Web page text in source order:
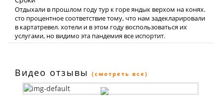
Отдыхали в прошлом году тур к горе яндык верхом на конях.
сто процентное соответствие тому, что нам задекларировали
в картатревел. хотели и в этом году воспользоваться их
услугами, но видимо эта пандемия все испортит.
Видео отзывы (смотреть все)